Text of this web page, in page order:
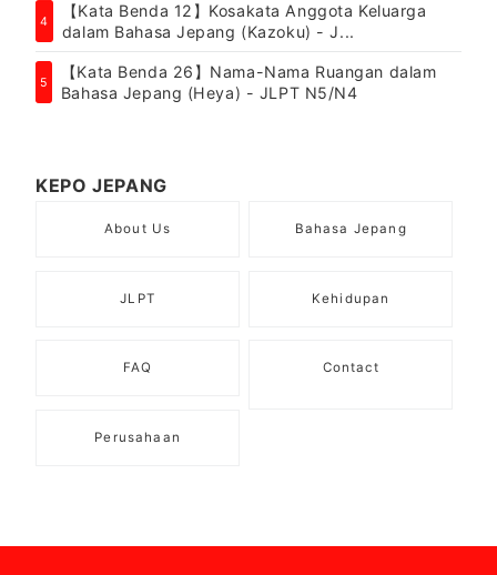
4
【Kata Benda 12】Kosakata Anggota Keluarga
dalam Bahasa Jepang (Kazoku) - J...
5
【Kata Benda 26】Nama-Nama Ruangan dalam
Bahasa Jepang (Heya) - JLPT N5/N4
KEPO JEPANG
About Us Bahasa Jepang
JLPT Kehidupan
FAQ Contact
Perusahaan